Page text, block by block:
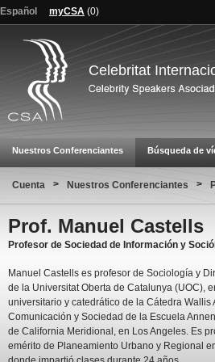
Español myCSA (0)
Celebritat
Nuestros Conferenciantes Búsqueda de
Cuenta > Nuestros Conferenciantes >
Prof. Manuel Castells
Profesor de Sociedad de Información y
Manuel Castells es profesor de Sociología y
de la Universitat Oberta de Catalunya (UOC),
universitario y catedrático de la Cátedra Wallis
Comunicación y Sociedad de la Escuela
de California Meridional, en Los Angeles. Es
emérito de Planeamiento Urbano y Regional